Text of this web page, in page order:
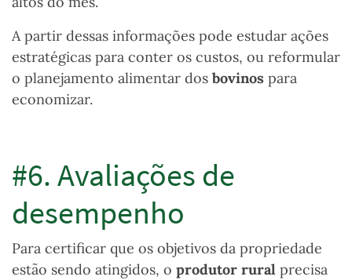
A partir dessas informações pode estudar ações
estratégicas para conter os custos, ou reformular
o planejamento alimentar dos bovinos para
economizar.
#6. Avaliações de
desempenho
Para certificar que os objetivos da propriedade
estão sendo atingidos, o produtor rural precisa